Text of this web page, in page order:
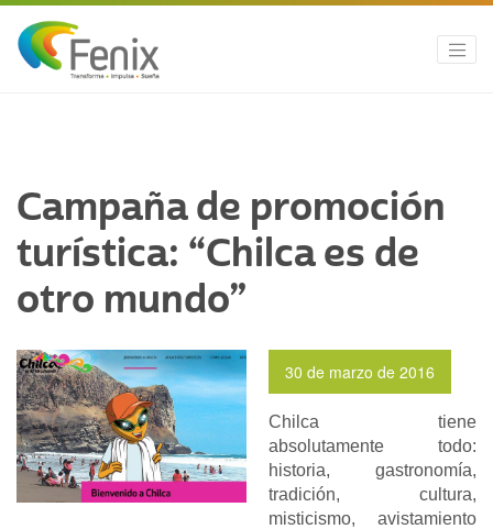
Campaña de promoción
turística: “Chilca es de
otro mundo”
30 de marzo de 2016
Chilca tiene
absolutamente todo:
historia, gastronomía,
tradición, cultura,
misticismo, avistamiento